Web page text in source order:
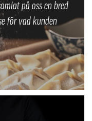
på oss en bred
för vad kunden